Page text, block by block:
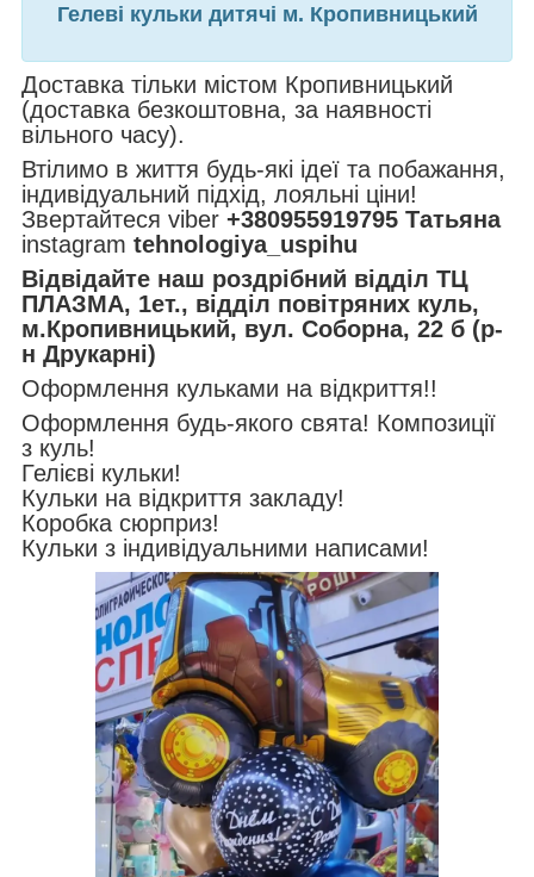
Гелеві кульки дитячі м. Кропивницький
Доставка тільки містом Кропивницький
(доставка безкоштовна, за наявності
вільного часу).
Втілимо в життя будь-які ідеї та побажання,
індивідуальний підхід, лояльні ціни!
Звертайтеся viber +380955919795 Татьяна
instagram tehnologiya_uspihu
Відвідайте наш роздрібний відділ ТЦ
ПЛАЗМА, 1ет., відділ повітряних куль,
м.Кропивницький, вул. Соборна, 22 б (р-
н Друкарні)
Оформлення кульками на відкриття!!
Оформлення будь-якого свята! Композиції
з куль!
Гелієві кульки!
Кульки на відкриття закладу!
Коробка сюрприз!
Кульки з індивідуальними написами!